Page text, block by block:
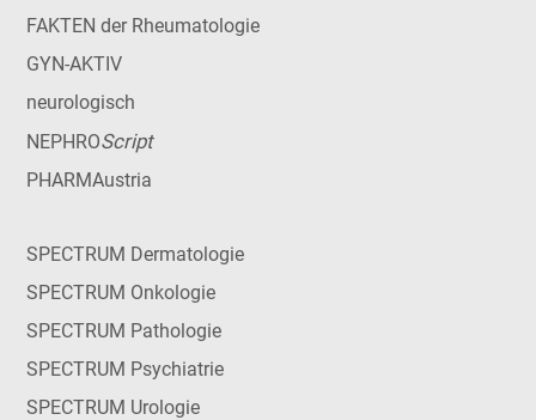
FAKTEN der Rheumatologie
GYN-AKTIV
neurologisch
NEPHROScript
PHARMAustria
SPECTRUM Dermatologie
SPECTRUM Onkologie
SPECTRUM Pathologie
SPECTRUM Psychiatrie
SPECTRUM Urologie